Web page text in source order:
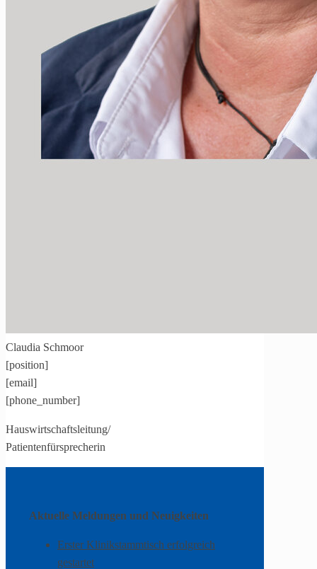
Claudia Schmoor
[position]
[email]
[phone_number]
Hauswirtschaftsleitung/
Patientenfürsprecherin
Aktuelle Meldungen und Neuigkeiten
Erster Klinikstammtisch erfolgreich
gestartet